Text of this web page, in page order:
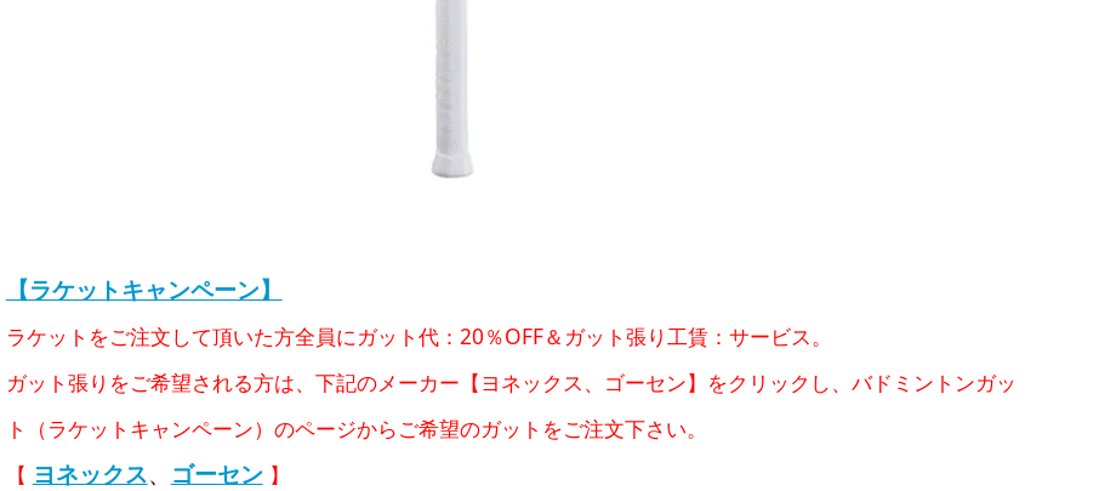
【ラケットキャンペーン】
ラケットをご注文して頂いた方全員にガット代：20％OFF＆ガット張り工賃：サービス。
ガット張りをご希望される方は、下記のメーカー【ヨネックス、ゴーセン】をクリックし、バドミントンガッ
ト（ラケットキャンペーン）のページからご希望のガットをご注文下さい。
【 ヨネックス、 ゴーセン 】